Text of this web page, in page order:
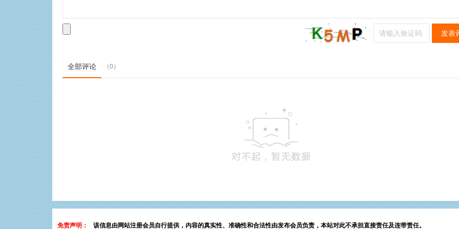
发表
全部评论 （0）
免责声明： 该信息由网站注册会员自行提供，内容的真实性、准确性和合法性由发布会员负责，本站对此不承担直接责任及连带责任。